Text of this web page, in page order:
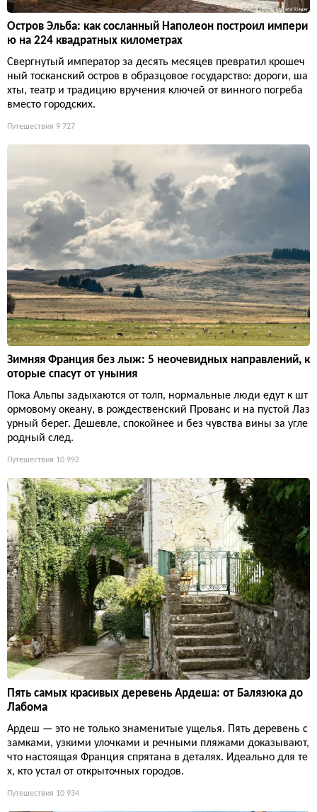
Остров Эльба: как сосланный Наполеон построил импери
ю на 224 квадратных километрах
Свергнутый император за десять месяцев превратил крошеч
ный тосканский остров в образцовое государство: дороги, ша
хты, театр и традицию вручения ключей от винного погреба
вместо городских.
Путешествия 9 727
Зимняя Франция без лыж: 5 неочевидных направлений, к
оторые спасут от уныния
Пока Альпы задыхаются от толп, нормальные люди едут к шт
ормовому океану, в рождественский Прованс и на пустой Лаз
урный берег. Дешевле, спокойнее и без чувства вины за угле
родный след.
Путешествия 10 992
Пять самых красивых деревень Ардеша: от Балязюка до
Лабома
Ардеш — это не только знаменитые ущелья. Пять деревень с
замками, узкими улочками и речными пляжами доказывают,
что настоящая Франция спрятана в деталях. Идеально для те
х, кто устал от открыточных городов.
Путешествия 10 934